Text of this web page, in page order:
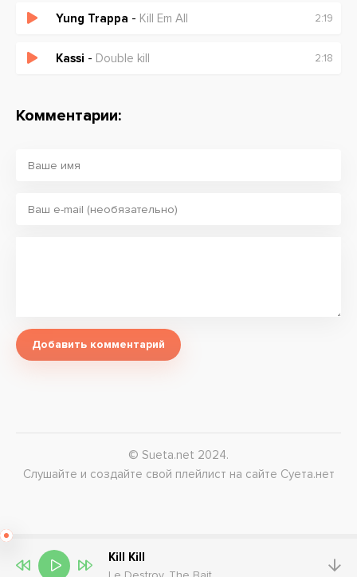
Yung Trappa - Kill Em All 2:19
Kassi - Double kill 2:18
Комментарии:
Добавить комментарий
© Sueta.net 2024.
Слушайте и создайте свой плейлист на сайте Суета.нет
Kill Kill